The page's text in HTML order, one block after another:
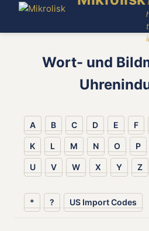
Wort- und
A B C D E F
K L M N O P
U V W X Y Z
* ? US Import Codes